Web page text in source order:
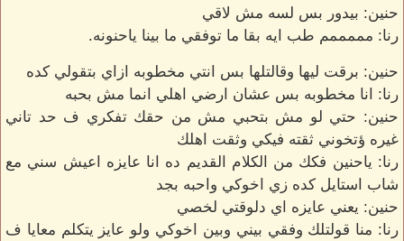
حنين: بيدور بس لسه مش لاقي
رنا: مممممم طب ايه بقا ما توفقي ما بينا ياحنونه.
حنين: برقت ليها وقالتلها بس انتي مخطوبه ازاي بتقولي كده
رنا: انا مخطوبه بس عشان ارضي اهلي انما مش بحبه
حنين: حتي لو مش بتحبي مش من حقك تفكري ف حد تاني
غيره ؤتخوني ثقته فيكي وثقت اهلك
رنا: ياحنين فكك من الكلام القديم ده انا عايزه اعيش سني مع
شاب استايل كده زي اخوكي واحبه بجد
حنين: يعني عايزه اي دلوقتي لخصي
رنا: منا قولتلك وفقي بيني وبين اخوكي ولو عايز يتكلم معايا ف